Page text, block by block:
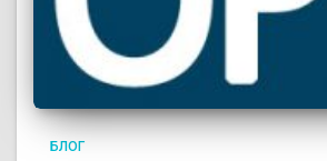
БЛОГ